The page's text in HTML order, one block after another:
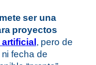
ser una
proyectos
, pero de
fecha de